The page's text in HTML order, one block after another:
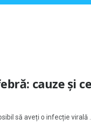
cauze și
să aveți o infecție virală ...